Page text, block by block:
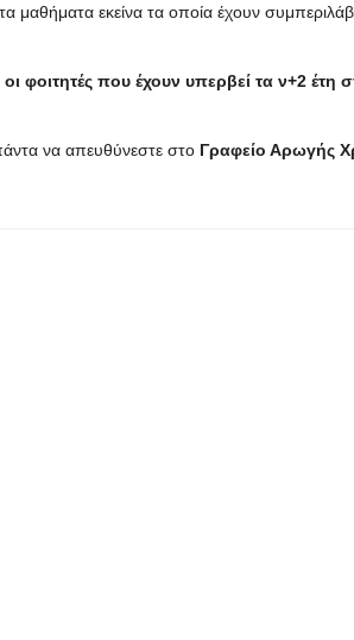
μαθήματα εκείνα τα οποία έχουν
οι φοιτητές που έχουν υπερβεί τα ν+2 έτη
να απευθύνεστε στο Γραφείο Αρωγής